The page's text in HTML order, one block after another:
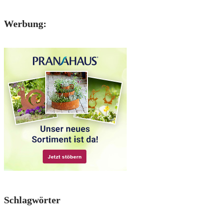
Werbung:
Schlagwörter